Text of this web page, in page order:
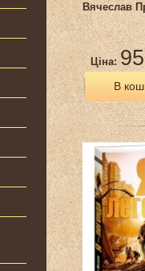
Вячеслав
Ціна:
В